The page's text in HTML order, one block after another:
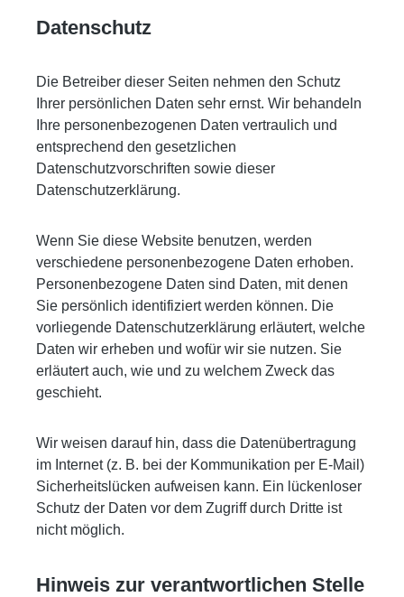
Datenschutz
Die Betreiber dieser Seiten nehmen den Schutz
Ihrer persönlichen Daten sehr ernst. Wir behandeln
Ihre personenbezogenen Daten vertraulich und
entsprechend den gesetzlichen
Datenschutzvorschriften sowie dieser
Datenschutzerklärung.
Wenn Sie diese Website benutzen, werden
verschiedene personenbezogene Daten erhoben.
Personenbezogene Daten sind Daten, mit denen
Sie persönlich identifiziert werden können. Die
vorliegende Datenschutzerklärung erläutert, welche
Daten wir erheben und wofür wir sie nutzen. Sie
erläutert auch, wie und zu welchem Zweck das
geschieht.
Wir weisen darauf hin, dass die Datenübertragung
im Internet (z. B. bei der Kommunikation per E-Mail)
Sicherheitslücken aufweisen kann. Ein lückenloser
Schutz der Daten vor dem Zugriff durch Dritte ist
nicht möglich.
Hinweis zur verantwortlichen Stelle